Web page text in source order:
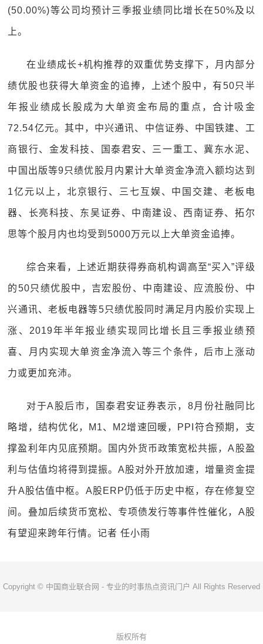
(50.00%)等公司均预计三季报业绩同比增长在50%及以
上。
在业绩成长+机构推荐的双重优势支撑下，月内部分
绩优股也获得大单资金的追捧，上述个股中，有50只半
年报业绩成长股成为大单资金布局的重点，合计吸金
72.54亿元。其中，中兴通讯、中信证券、中国铁建、工
商银行、金发科技、国泰君安、三一重工、冀东水泥、
中国出版等9只绩优股月内累计大单资金净流入额均达到
1亿元以上，北京银行、三七互娱、中国交建、老板电
器、长亮科技、东吴证券、中南建设、西南证券、拓尔
思等个股月内也均受到5000万元以上大单资金追捧。
综合来看，上述近期获得券商机构调高至“买入”评级
的50只绩优股中，吉宏股份、中南建设、应流股份、中
兴通讯、老板电器等5只绩优股同时满足月内股价实现上
涨、2019年半年报业绩实现同比增长且三季报业绩预
喜、月内实现大单资金净流入等三个条件，后市上涨动
力或更加充沛。
对于A股后市，国泰君安证券表示，8月份社融同比
略增，结构优化，M1、M2增速回暖，PPI符合预期，支
撑盈利年内见底预期。国内外货币政策宽松共振，A股盈
利与估值均将得到提振。A股对外开放加速，增量资金提
升A股估值中枢。A股ERP仍低于历史中枢，存在修复空
间。叠加后续货币宽松、专项债发行等事件性催化，A股
有望迎来跨年行情。记者 任小雨
Copyright © 中国商业联合网 - 专业的时事热点资讯门户 All Rights Reserved
版权所有